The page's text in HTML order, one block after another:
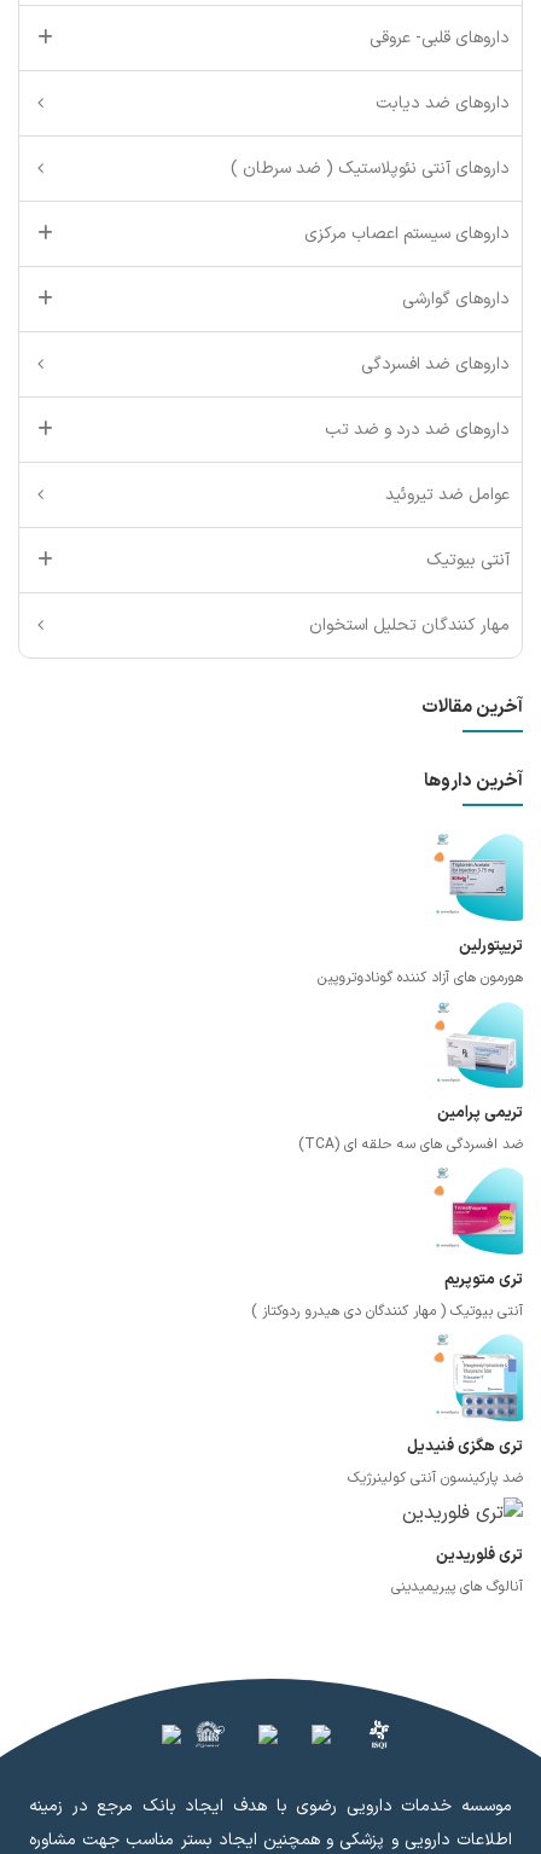
داروهای قلبی- عروقی
داروهای ضد دیابت
داروهای آنتی نئوپلاستیک ( ضد سرطان )
داروهای سیستم اعصاب مرکزی
داروهای گوارشی
داروهای ضد افسردگی
داروهای ضد درد و ضد تب
عوامل ضد تیروئید
آنتی بیوتیک
مهار کنندگان تحلیل استخوان
آخرین مقالات
آخرین داروها
تریپتورلین
هورمون های آزاد کننده گونادوتروپین
تریمی پرامین
ضد افسردگی های سه حلقه ای (TCA)
تری متوپریم
آنتی بیوتیک ( مهار کنندگان دی هیدرو ردوکتاز )
تری هگزی فنیدیل
ضد پارکینسون آنتی کولینرژیک
تری فلوریدین
آنالوگ های پیریمیدینی
موسسه خدمات دارویی رضوی با هدف ایجاد بانک مرجع در زمینه
اطلاعات دارویی و پزشکی و همچنین ایجاد بستر مناسب جهت مشاوره